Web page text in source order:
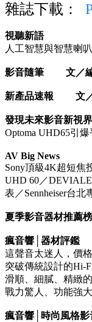
雜誌下載：
視聽新語
人工智慧與智慧喇
影音隨筆 文／
新產品速報 文／
發現未來影音新視
Optoma UHD65引
AV Big News
Sony頂級4K超短焦
UHD 60／
表／Sennheiser台北
夏季影音器材推薦榜
瘋音響│器材評鑑
這聲音太迷人，價
突破傳統設計的Hi-
滑順、細膩、精緻
戰力驚人、功能強
瘋音響│時尚風格影